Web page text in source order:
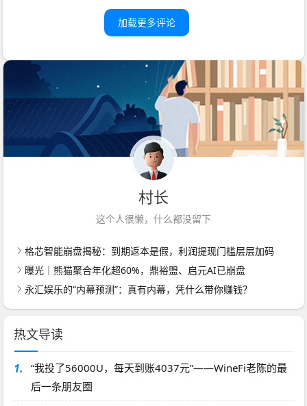
加载更多评论
村长
这个人很懒，什么都没留下
格芯智能崩盘揭秘：到期返本是假，利润提现门槛层层加码
曝光｜熊猫聚合年化超60%，鼎裕盟、启元AI已崩盘
永汇娱乐的“内幕预测”：真有内幕，凭什么带你赚钱？
热文导读
1.
“我投了56000U，每天到账4037元”——WineFi老陈的最
后一条朋友圈